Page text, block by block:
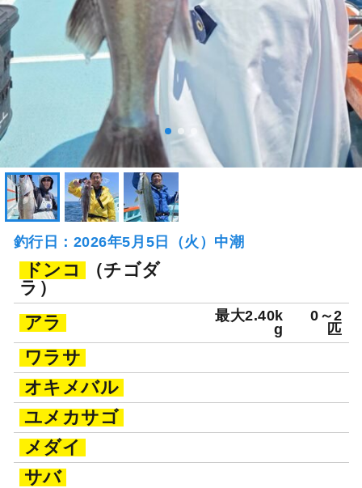
釣行日：2026年5月5日（火）中潮
ドンコ
（チゴダ
ラ）
アラ
最大2.40k
g
0～2
匹
ワラサ
オキメバル
ユメカサゴ
メダイ
サバ